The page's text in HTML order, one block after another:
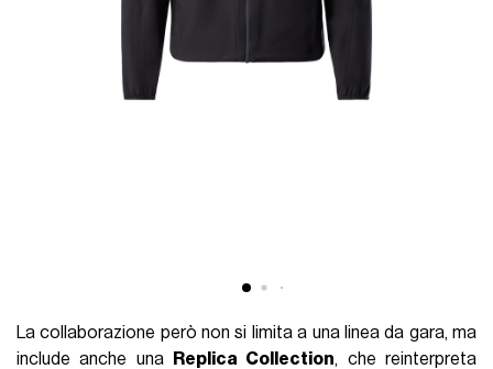
La collaborazione però non si limita a una linea da gara, ma
include anche una
Replica Collection, che reinterpreta